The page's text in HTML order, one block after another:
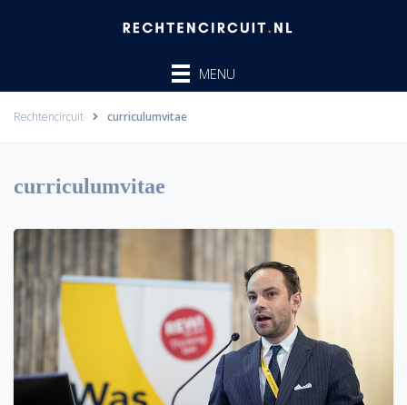
MENU
Rechtencircuit curriculumvitae
curriculumvitae